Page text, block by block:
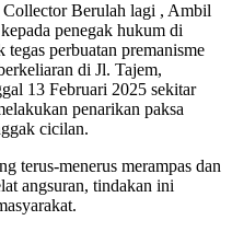
Collector Berulah lagi , Ambil
penegak hukum di
perbuatan premanisme
di Jl. Tajem,
13 Februari 2025 sekitar
penarikan paksa
cicilan.
terus-menerus merampas dan
angsuran, tindakan ini